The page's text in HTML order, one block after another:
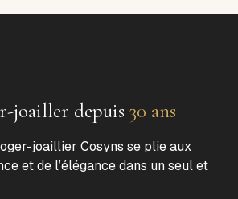
joailler depuis 30 ans
joaillier Cosyns se plie aux
et de l’élégance dans un seul et